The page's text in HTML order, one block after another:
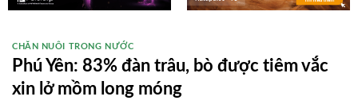
CHĂN NUÔI TRONG NƯỚC
Phú Yên: 83% đàn trâu, bò được tiêm vắc
xin lở mồm long móng